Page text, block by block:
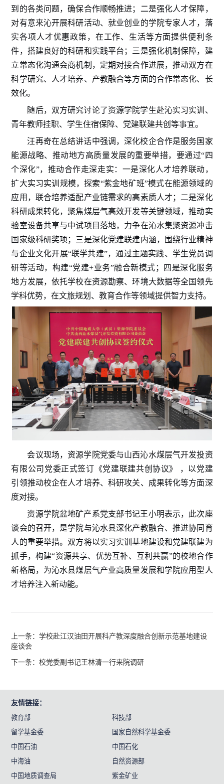
到的各类问题，确保合作顺畅推进；二是强化人才保障，
对有意来沁开展科研活动、就业创业的学院专家人才，落
实各项人才优惠政策，在工作、生活等方面提供便利条
件，搭建良好的科研和实践平台；三是强化机制保障，建
立常态化沟通会商机制，定期对接合作进展，推动双方在
科学研究、人才培养、产教融合等方面的合作常态化、长
效化。
随后，双方研究讨论了资源学院学生赴沁实习实训、
青年教师挂职、学生住宿保障、 党建联建共创等事宜。
汪再奇在总结讲话中强调，深化校企合作是服务国家
能源战略、推动地方高质量发展的重要举措， 要通过“四
个深化”， 推动合作走深走实 ： 一是深化人才培养联动，
扩大实习实训规模，探索“紫金地矿班”模式在能源领域的
应用，联合培养适配产业链需求的高素质人才； 二是深化
科研成果转化，聚焦煤层气高效开发等关键领域，推动实
验室设备共享与中试项目落地，力争在沁水集聚资源冲击
国家级科研奖项； 三是深化党建联建内涵，
围绕行业精神
与企业文化开展“联学共建”，通过主题实践、学生党员调
研等活动，构建“党建+业务”融合新模式；
四是深化服务
地方发展，依托学校在资源勘察、环境大数据等全国领先
学科优势，在文旅规划、教育合作等领域提供智力支持。
会议现场，资源学院党委与山西沁水煤层气开发投资
有限公司 党委正式签订《党建联建共创协议》
，以党建
引领推动校企在人才培养、科研攻关、成果转化等方面深
度对接。
资源学院盆地矿产系党支部书记王小明表示， 此次座
谈会的召开，是学院与沁水县深化产教融合、推进协同育
人的重要举措。双方将以实习实训基地建设和党建联建为
抓手，构建“资源共享、优势互补、互利共赢”的校地合作
新格局，为沁水县煤层气产业高质量发展和学院应用型人
才培养注入新动能。
上一条：学校赴江汉油田开展科产教深度融合创新示范基地建设
座谈会
下一条：校党委副书记王林清一行来院调研
友情链接：
教育部
科技部
留学基金委
国家自然科学基金委
中国石油
中国石化
中海油
自然资源部
中国地质调查局
紫金矿业